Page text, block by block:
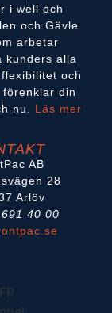
i well och
och Gävle
arbetar
kunders alla
och
din
nu. Läs mer
AB
28
Arlöv
40 00